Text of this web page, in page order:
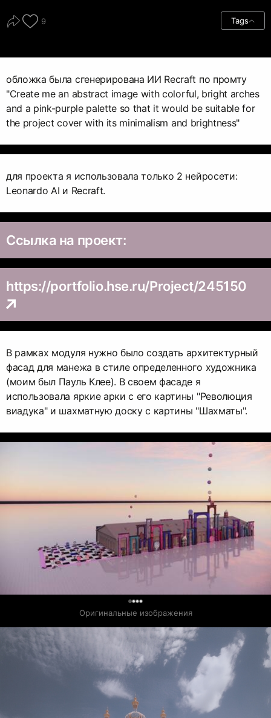
9 Tags
обложка была сгенерирована ИИ Recraft по промту
"Create me an abstract image with colorful, bright arches
and a pink-purple palette so that it would be suitable for
the project cover with its minimalism and brightness"
для проекта я использовала только 2 нейросети:
Leonardo AI и Recraft.
Ссылка на проект:
https://portfolio.hse.ru/Project/245150
В рамках модуля нужно было создать архитектурный
фасад для манежа в стиле определенного художника
(моим был Пауль Клее). В своем фасаде я
использовала яркие арки с его картины "Революция
виадука" и шахматную доску с картины "Шахматы".
Оригинальные изображения